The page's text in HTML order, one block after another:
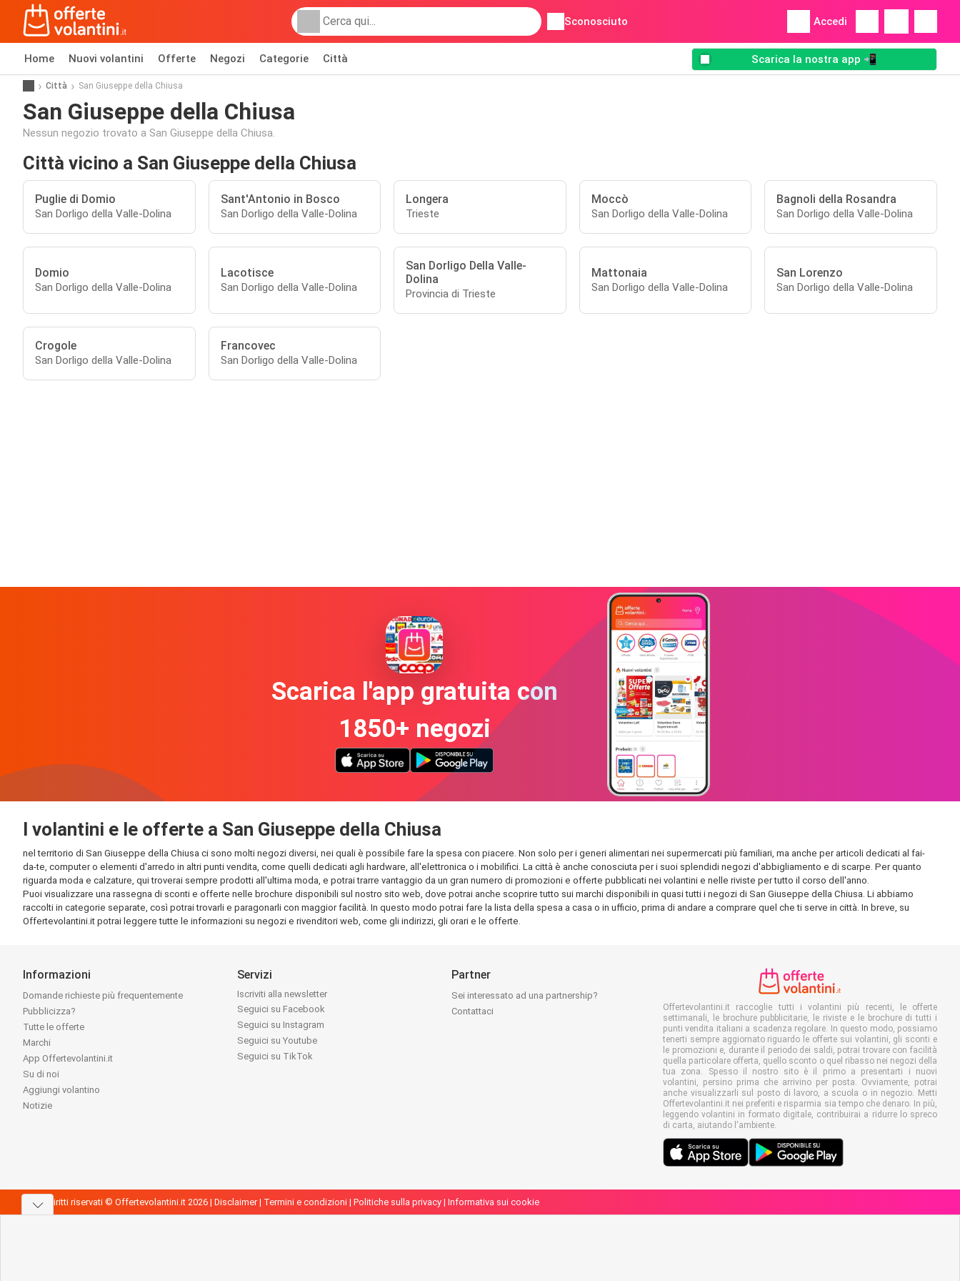
Sconosciuto Accedi
Home Nuovi volantini Offerte Negozi Categorie Città Scarica la nostra app 📲
Città San Giuseppe della Chiusa
San Giuseppe della Chiusa
Nessun negozio trovato a San Giuseppe della Chiusa.
Città vicino a San Giuseppe della Chiusa
Puglie di Domio
San Dorligo della Valle-Dolina
Sant'Antonio in Bosco
San Dorligo della Valle-Dolina
Longera
Trieste
Moccò
San Dorligo della Valle-Dolina
Bagnoli della Rosandra
San Dorligo della Valle-Dolina
Domio
San Dorligo della Valle-Dolina
Lacotisce
San Dorligo della Valle-Dolina
San Dorligo Della Valle-
Dolina
Provincia di Trieste
Mattonaia
San Dorligo della Valle-Dolina
San Lorenzo
San Dorligo della Valle-Dolina
Crogole
San Dorligo della Valle-Dolina
Francovec
San Dorligo della Valle-Dolina
Scarica l'app gratuita con
1850+ negozi
I volantini e le offerte a San Giuseppe della Chiusa
nel territorio di San Giuseppe della Chiusa ci sono molti negozi diversi, nei quali è possibile fare la spesa con piacere. Non solo per i generi alimentari nei supermercati più familiari, ma anche per articoli dedicati al fai-
da-te, computer o elementi d'arredo in altri punti vendita, come quelli dedicati agli hardware, all'elettronica o i mobilifici. La città è anche conosciuta per i suoi splendidi negozi d'abbigliamento e di scarpe. Per quanto
riguarda moda e calzature, qui troverai sempre prodotti all'ultima moda, e potrai trarre vantaggio da un gran numero di promozioni e offerte pubblicati nei volantini e nelle riviste per tutto il corso dell'anno.
Puoi visualizzare una rassegna di sconti e offerte nelle brochure disponibili sul nostro sito web, dove potrai anche scoprire tutto sui marchi disponibili in quasi tutti i negozi di San Giuseppe della Chiusa. Li abbiamo
raccolti in categorie separate, così potrai trovarli e paragonarli con maggior facilità. In questo modo potrai fare la lista della spesa a casa o in ufficio, prima di andare a comprare quel che ti serve in città. In breve, su
Offertevolantini.it potrai leggere tutte le informazioni su negozi e rivenditori web, come gli indirizzi, gli orari e le offerte.
Informazioni
Domande richieste più frequentemente
Pubblicizza?
Tutte le offerte
Marchi
App Offertevolantini.it
Su di noi
Aggiungi volantino
Notizie
Servizi
Iscriviti alla newsletter
Seguici su Facebook
Seguici su Instagram
Seguici su Youtube
Seguici su TikTok
Partner
Sei interessato ad una partnership?
Contattaci
Offertevolantini.it raccoglie tutti i volantini più recenti, le offerte
settimanali, le brochure pubblicitarie, le riviste e le brochure di tutti i
punti vendita italiani a scadenza regolare. In questo modo, possiamo
tenerti sempre aggiornato riguardo le offerte sui volantini, gli sconti e
le promozioni e, durante il periodo dei saldi, potrai trovare con facilità
quella particolare offerta, quello sconto o quel ribasso nei negozi della
tua zona. Spesso il nostro sito è il primo a presentarti i nuovi
volantini, persino prima che arrivino per posta. Ovviamente, potrai
anche visualizzarli sul posto di lavoro, a scuola o in negozio. Metti
Offertevolantini.it nei preferiti e risparmia sia tempo che denaro. In più,
leggendo volantini in formato digitale, contribuirai a ridurre lo spreco
di carta, aiutando l'ambiente.
Tutti i diritti riservati © Offertevolantini.it 2026 | Disclaimer| Termini e condizioni | Politiche sulla privacy | Informativa sui cookie